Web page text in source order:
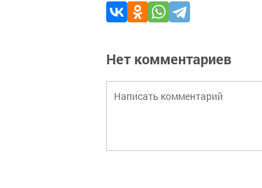
Нет комментариев